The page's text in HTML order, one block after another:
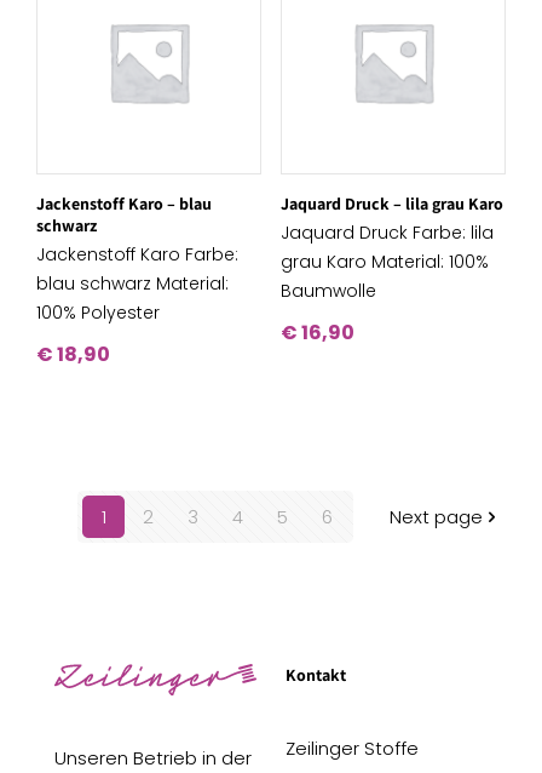
Jackenstoff Karo – blau
schwarz
Jackenstoff Karo Farbe:
blau schwarz Material:
100% Polyester
€18,90
Jaquard Druck – lila grau Karo
Jaquard Druck Farbe: lila
grau Karo Material: 100%
Baumwolle
€16,90
1 2 3 4 5 6 Next page
Unseren Betrieb in der
Kontakt
Zeilinger Stoffe